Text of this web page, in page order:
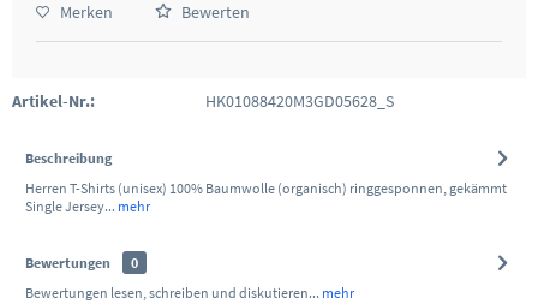
Merken Bewerten
Artikel-Nr.: HK01088420M3GD05628_S
Beschreibung
Herren T-Shirts (unisex) 100% Baumwolle (organisch) ringgesponnen, gekämmt
Single Jersey... mehr
Bewertungen
0
Bewertungen lesen, schreiben und diskutieren... mehr